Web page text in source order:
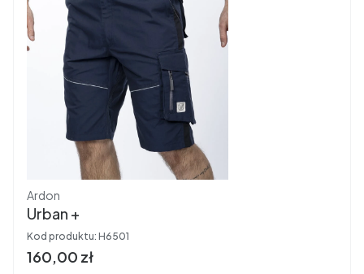
Producent
Ardon
Urban +
Kod produktu: H6501
Cena brutto
160,00 zł